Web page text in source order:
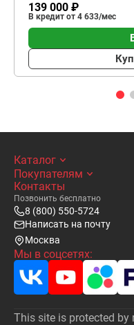
139 000 ₽
В кредит от 4 633/мес
Каталог
Покупателям
Контакты
Позвонить бесплатно
8 (800) 550-5724
Написать на почту
Москва
Мы в соцсетях:
This site is protected by